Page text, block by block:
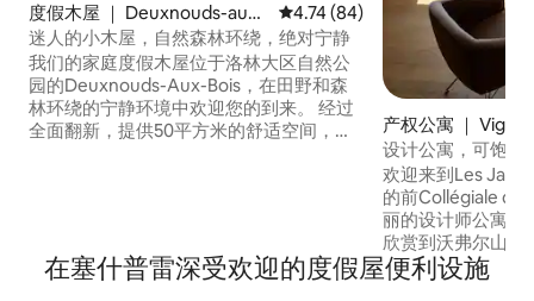
度假木屋 ｜ Deuxnouds-aux-
Bois
平均评分 4.74 分（满分 5 分）
4.74 (84)
迷人的小木屋，自然森林环绕，绝对宁静
我们的家庭度假木屋位于洛林大区自然公
园的Deuxnouds-Aux-Bois，在田野和森
林环绕的宁静环境中欢迎您的到来。 经过
全面翻新，提供50平方米的舒适空间，有2
产权公寓 ｜
ttonchâtel
设计公寓，可饱览
全景1
欢迎来到Les
的前Collégiale de
丽的设计师公寓的
欣赏到沃弗尔山谷
榻榻米床。 从踏入房源的那一刻起，您将
被令人难以置信
在塞什普雷深受欢迎的度假屋便利设施